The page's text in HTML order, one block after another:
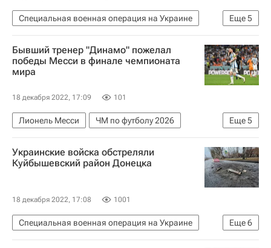
Еще5
Специальная военная операция на Украине
Донецк
Донецкая Народная Республика
В мире
Украина
Вооруженные силы Украины
Бывший тренер "Динамо" пожелал
победы Месси в финале чемпионата
мира
18 декабря 2022, 17:09 101
Еще5
Лионель Месси
ЧМ по футболу 2026
Сергей Силкин
Килиан Мбаппе
Футбол
Аргентина
Франция
Украинские войска обстреляли
Куйбышевский район Донецка
18 декабря 2022, 17:08 1001
Еще6
Специальная военная операция на Украине
Происшествия
Донецк